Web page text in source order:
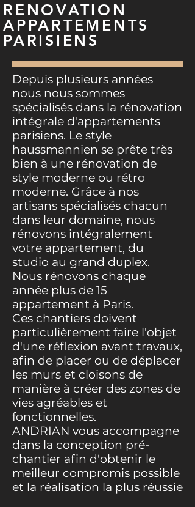
RENOVATION
APPARTEMENTS
PARISIENS
Depuis plusieurs années
nous nous sommes
spécialisés dans la rénovation
intégrale d'appartements
parisiens. Le style
haussmannien se prête très
bien à une rénovation de
style moderne ou rétro
moderne. Grâce à nos
artisans spécialisés chacun
dans leur domaine, nous
rénovons intégralement
votre appartement, du
studio au grand duplex.
Nous rénovons chaque
année plus de 15
appartement à Paris.
Ces chantiers doivent
particulièrement faire l'objet
d'une réflexion avant travaux,
afin de placer ou de déplacer
les murs et cloisons de
manière à créer des zones de
vies agréables et
fonctionnelles.
ANDRIAN vous accompagne
dans la conception pré-
chantier afin d'obtenir le
meilleur compromis possible
et la réalisation la plus réussie